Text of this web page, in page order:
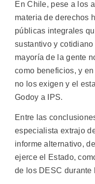
En Chile, pese a los
materia de derechos
públicas integrales
sustantivo y
mayoría de la gente
como beneficios, y
no los exigen y el
Godoy a IPS.
Entre las
especialista extrajo
informe alternativo,
ejerce el Estado,
de los DESC durante